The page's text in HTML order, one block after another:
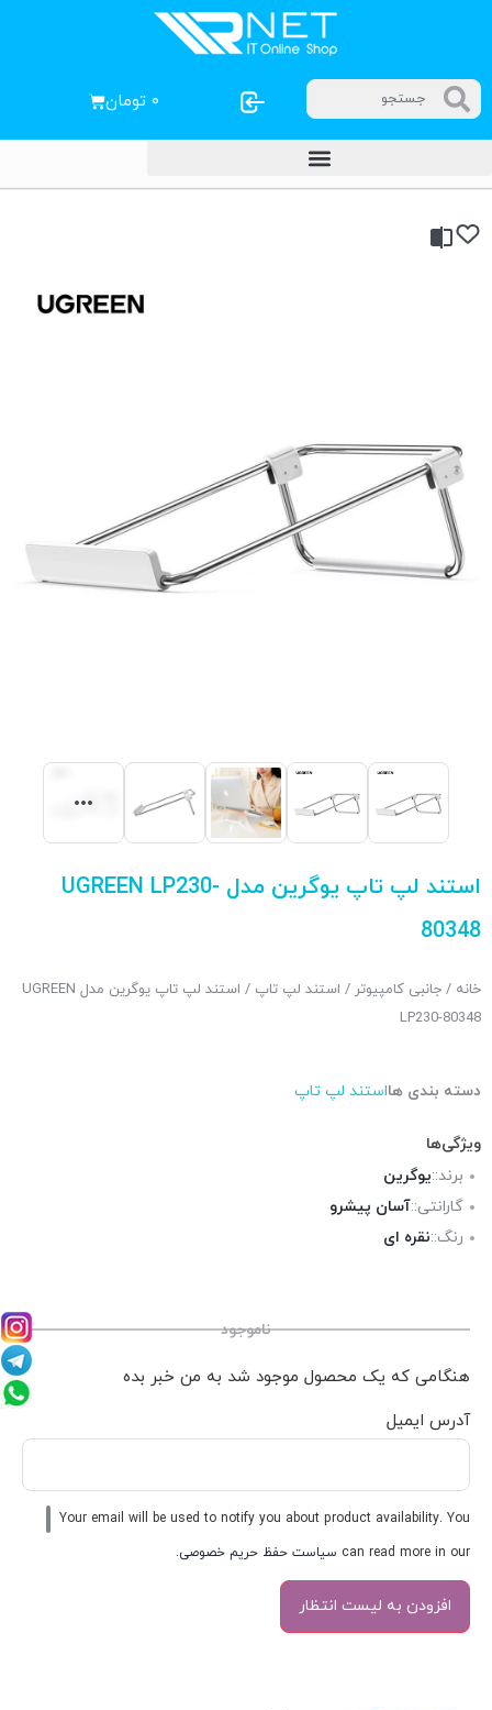
۰ تومان
استند لپ تاپ یوگرین مدل UGREEN LP230-
80348
خانه / جانبی کامپیوتر / استند لپ تاپ
/ استند لپ تاپ یوگرین مدل UGREEN
LP230-80348
دسته بندی هااستند لپ تاپ
ویژگی‌ها
برند::یوگرین
گارانتی::آسان پیشرو
رنگ::نقره ای
ناموجود
هنگامی که یک محصول موجود شد به من خبر بده
آدرس ایمیل
Your email will be used to notify you about product availability. You
can read more in our سیاست حفظ حریم خصوصی.